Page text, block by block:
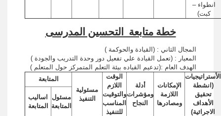
انطواء –
كبت)
خطة متابعة التحسين المدرسى
المجال الثاني : (القيادة والحوكمة )
المعيار : (تعمل القيادة علي تفعيل دور وحدة التدريب والجودة )
الهدف العام :(تدعيم القياده بيئة التعلم المتمركز حول المتعلم )
الأستراتيجيات
(انشطة
تحقيق
الأهداف
الاجرائية)
الإمكانات
اللازمة
ومصادرها
أدلة
ومؤشرات
النجاح
الوقت
اللازم
والتوقيت
المناسب
للتنفيذ
مسئولية
التنفيذ
المتابعة
مسئول
المتابعة
اساليب
المتابعة